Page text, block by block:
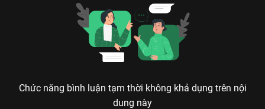
Chức năng bình luận tạm thời không khả dụng trên nội
dung này